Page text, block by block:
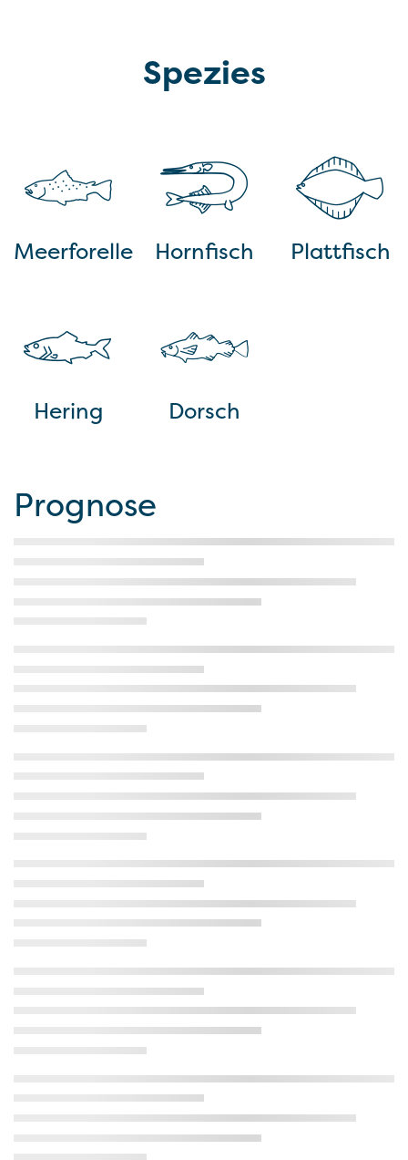
Spezies
Meerforelle Hornfisch Plattfisch
Hering Dorsch
Prognose